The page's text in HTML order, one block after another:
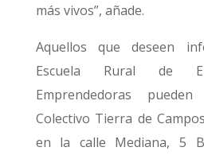
más vivos”, añade.
Aquellos que deseen
Escuela Rural de
Emprendedoras
Colectivo Tierra de
en la calle Mediana, 5